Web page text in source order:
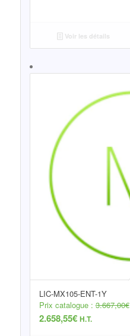
Voir les détails
LIC-MX105-ENT-1Y
Prix catalogue :3.667,00€
2.658,55€ H.T.